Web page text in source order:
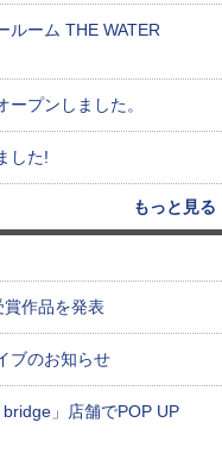
ルーム THE WATER
プンしました。
した!
もっと見る
賞作品を発表
ブのお知らせ
」店舗でPOP UP